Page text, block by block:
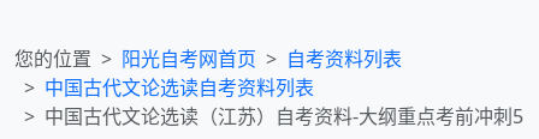
您的位置 阳光自考网首页
自考资料列表
中国古代文论选读自考资料列表
中国古代文论选读（江苏）自考资料-大纲重点考前冲刺5